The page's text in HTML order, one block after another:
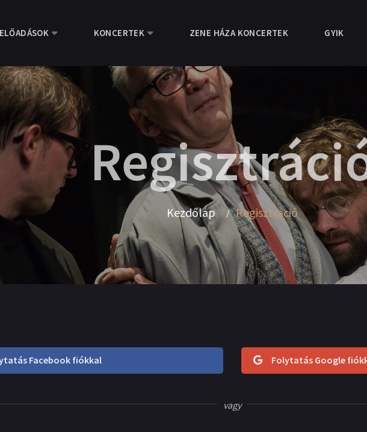
ELŐADÁSOK KONCERTEK ZENE HÁZA KONCERTEK GYIK
Kezdőlap Regisztráció
Facebook fiókkal Folytatás Google
vagy